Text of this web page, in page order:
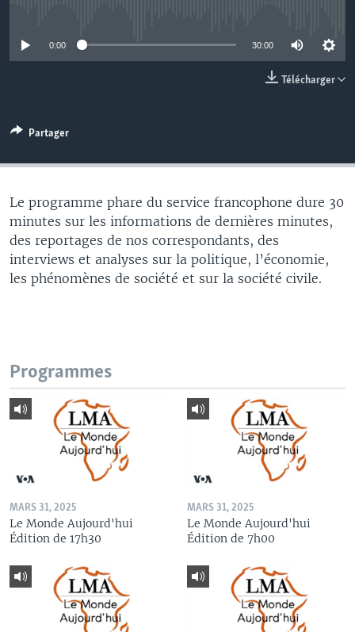
0:00 30:00
Télécharger
Partager
Le programme phare du service francophone dure 30
minutes sur les informations de dernières minutes,
des reportages de nos correspondants, des
interviews et analyses sur la politique, l’économie,
les phénomènes de société et sur la société civile.
Programmes
MARS 31, 2025
Le Monde Aujourd'hui
Édition de 17h30
MARS 31, 2025
Le Monde Aujourd'hui
Édition de 7h00